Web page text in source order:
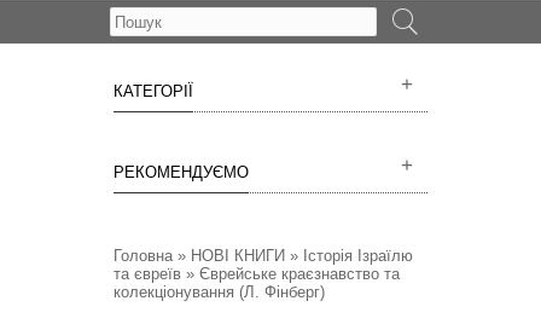
КАТЕГОРІЇ
РЕКОМЕНДУЄМО
Головна» НОВІ КНИГИ » Історія Ізраїлю
та євреїв » Єврейське краєзнавство та
колекціонування (Л. Фінберг)